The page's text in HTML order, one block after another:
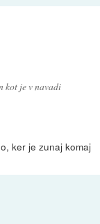
kot je v navadi
ker je zunaj komaj